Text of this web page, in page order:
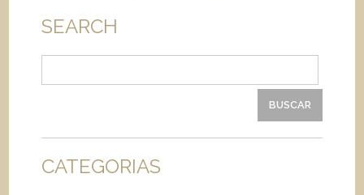
SEARCH
CATEGORIAS